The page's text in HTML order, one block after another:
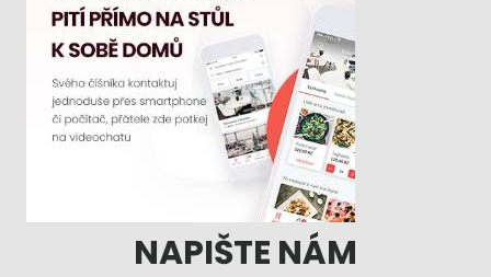
NAPIŠTE NÁM